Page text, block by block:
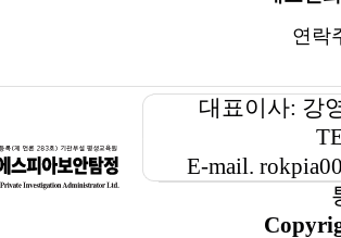
연락
대표이사: 강
E-mail.